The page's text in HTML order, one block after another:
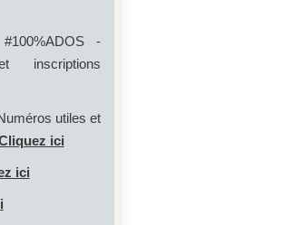
-
inscriptions
utiles et
ici
ici